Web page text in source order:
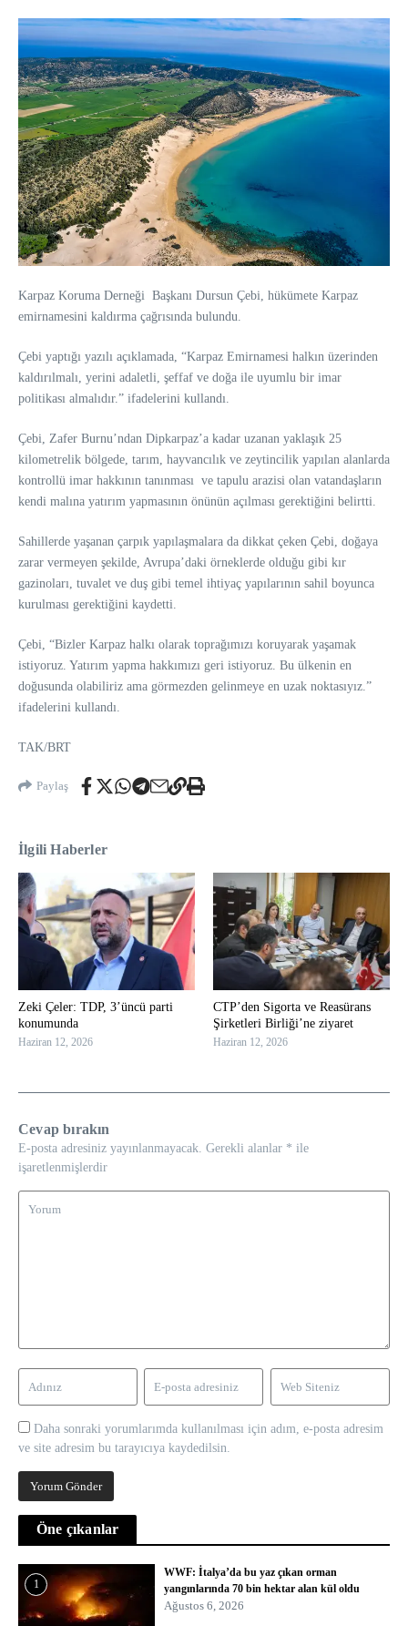
Karpaz Koruma Derneği Başkanı Dursun Çebi, hükümete Karpaz
emirnamesini kaldırma çağrısında bulundu.
Çebi yaptığı yazılı açıklamada, “Karpaz Emirnamesi halkın üzerinden
kaldırılmalı, yerini adaletli, şeffaf ve doğa ile uyumlu bir imar
politikası almalıdır.” ifadelerini kullandı.
Çebi, Zafer Burnu’ndan Dipkarpaz’a kadar uzanan yaklaşık 25
kilometrelik bölgede, tarım, hayvancılık ve zeytincilik yapılan alanlarda
kontrollü imar hakkının tanınması ve tapulu arazisi olan vatandaşların
kendi malına yatırım yapmasının önünün açılması gerektiğini belirtti.
Sahillerde yaşanan çarpık yapılaşmalara da dikkat çeken Çebi, doğaya
zarar vermeyen şekilde, Avrupa’daki örneklerde olduğu gibi kır
gazinoları, tuvalet ve duş gibi temel ihtiyaç yapılarının sahil boyunca
kurulması gerektiğini kaydetti.
Çebi, “Bizler Karpaz halkı olarak toprağımızı koruyarak yaşamak
istiyoruz. Yatırım yapma hakkımızı geri istiyoruz. Bu ülkenin en
doğusunda olabiliriz ama görmezden gelinmeye en uzak noktasıyız.”
ifadelerini kullandı.
TAK/BRT
Paylaş
İlgili Haberler
Zeki Çeler: TDP, 3’üncü parti
konumunda
Haziran 12, 2026
CTP’den Sigorta ve Reasürans
Şirketleri Birliği’ne ziyaret
Haziran 12, 2026
Cevap bırakın
E-posta adresiniz yayınlanmayacak. Gerekli alanlar * ile
işaretlenmişlerdir
Daha sonraki yorumlarımda kullanılması için adım, e-posta adresim
ve site adresim bu tarayıcıya kaydedilsin.
Öne çıkanlar
1
WWF: İtalya’da bu yaz çıkan orman
yangınlarında 70 bin hektar alan kül oldu
Ağustos 6, 2026